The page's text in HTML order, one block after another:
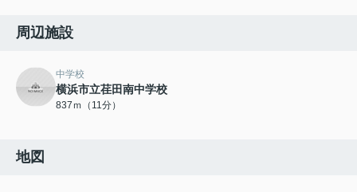
周辺施設
中学校
横浜市立荏田南中学校
837ｍ（11分）
地図